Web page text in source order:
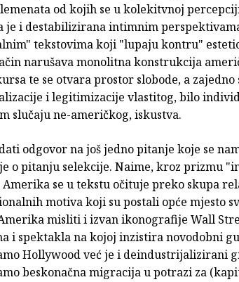
od kojih se u kolekitvnoj
je i destabilizirana intimnim
tekstovima koji "lupaju kontru"
narušava monolitna konstrukcija
te se otvara prostor slobode, a zajedno
i legitimizacije vlastitog, bilo
slučaju ne-američkog, iskustva.
odgovor na još jedno pitanje koje se
o pitanju selekcije. Naime, kroz prizmu
se u tekstu očituje preko skupa
motiva koji su postali opće mjesto
misliti i izvan ikonografije Wall
i spektakla na kojoj inzistira novodobni
Hollywood već je i deindustrijalizirani
beskonačna migracija u potrazi za